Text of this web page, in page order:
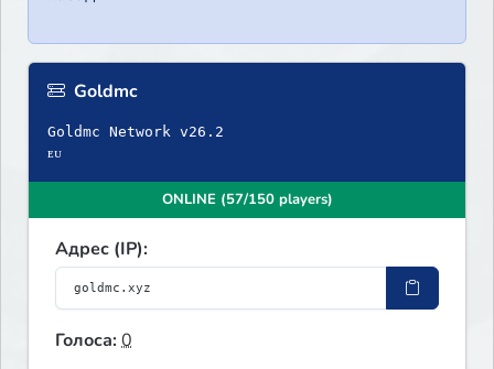
Goldmc
Goldmc Network v26.2
ᴇᴜ
ONLINE (57/150 players)
Адрес (IP):
Голоса:0